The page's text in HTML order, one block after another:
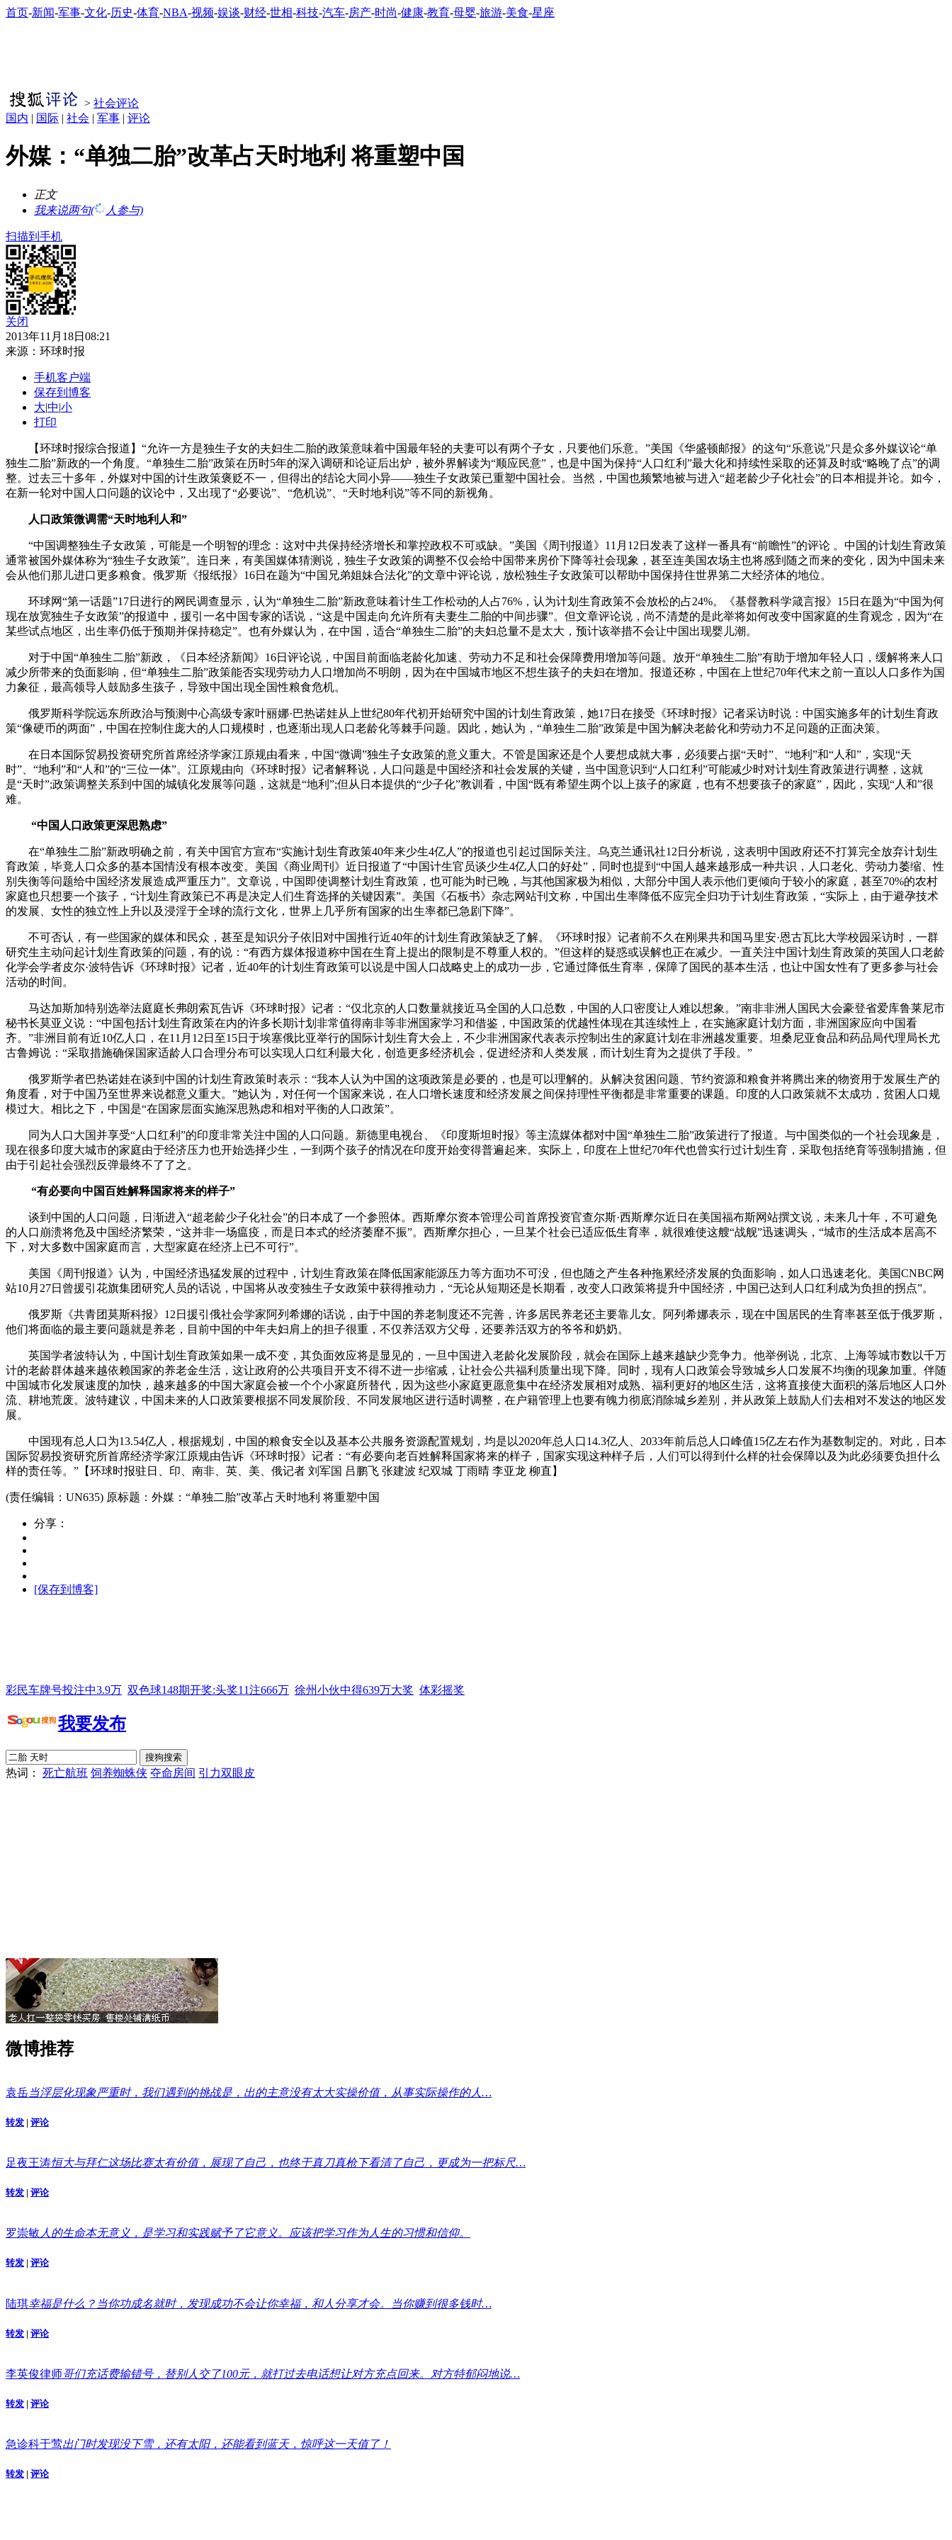
首页-新闻-军事-文化-历史-体育-NBA-视频-娱谈-财经-世相-科技-汽车-房产-时尚-健康-教育-母婴-旅游-美食-星座
> 社会评论
国内 | 国际 | 社会 | 军事 | 评论
外媒：“单独二胎”改革占天时地利 将重塑中国
正文
我来说两句( 人参与)
扫描到手机
关闭
2013年11月18日08:21
来源： 环球时报
手机客户端
保存到博客
大|中|小
打印
【环球时报综合报道】“允许一方是独生子女的夫妇生二胎的政策意味着中国最年轻的夫妻可以有两个子女，只要他们乐意。”美国《华盛顿邮报》的这句“乐意说”只是众多外媒议论“单
独生二胎”新政的一个角度。“单独生二胎”政策在历时5年的深入调研和论证后出炉，被外界解读为“顺应民意”，也是中国为保持“人口红利”最大化和持续性采取的还算及时或“略晚了点”的调
整。过去三十多年，外媒对中国的计生政策褒贬不一，但得出的结论大同小异——独生子女政策已重塑中国社会。当然，中国也频繁地被与进入“超老龄少子化社会”的日本相提并论。如今，
在新一轮对中国人口问题的议论中，又出现了“必要说”、“危机说”、“天时地利说”等不同的新视角。
人口政策微调需“天时地利人和”
“中国调整独生子女政策，可能是一个明智的理念：这对中共保持经济增长和掌控政权不可或缺。”美国《周刊报道》11月12日发表了这样一番具有“前瞻性”的评论 。中国的计划生育政策
通常被国外媒体称为“独生子女政策”。连日来，有美国媒体猜测说，独生子女政策的调整不仅会给中国带来房价下降等社会现象，甚至连美国农场主也将感到随之而来的变化，因为中国未来
会从他们那儿进口更多粮食。俄罗斯《报纸报》16日在题为“中国兄弟姐妹合法化”的文章中评论说，放松独生子女政策可以帮助中国保持住世界第二大经济体的地位。
环球网“第一话题”17日进行的网民调查显示，认为“单独生二胎”新政意味着计生工作松动的人占76%，认为计划生育政策不会放松的占24%。《基督教科学箴言报》15日在题为“中国为何
现在放宽独生子女政策”的报道中，援引一名中国专家的话说，“这是中国走向允许所有夫妻生二胎的中间步骤”。但文章评论说，尚不清楚的是此举将如何改变中国家庭的生育观念，因为“在
某些试点地区，出生率仍低于预期并保持稳定”。也有外媒认为，在中国，适合“单独生二胎”的夫妇总量不是太大，预计该举措不会让中国出现婴儿潮。
对于中国“单独生二胎”新政，《日本经济新闻》16日评论说，中国目前面临老龄化加速、劳动力不足和社会保障费用增加等问题。放开“单独生二胎”有助于增加年轻人口，缓解将来人口
减少所带来的负面影响，但“单独生二胎”政策能否实现劳动力人口增加尚不明朗，因为在中国城市地区不想生孩子的夫妇在增加。报道还称，中国在上世纪70年代末之前一直以人口多作为国
力象征，最高领导人鼓励多生孩子，导致中国出现全国性粮食危机。
俄罗斯科学院远东所政治与预测中心高级专家叶丽娜·巴热诺娃从上世纪80年代初开始研究中国的计划生育政策，她17日在接受《环球时报》记者采访时说：中国实施多年的计划生育政
策“像硬币的两面”，中国在控制住庞大的人口规模时，也逐渐出现人口老龄化等棘手问题。因此，她认为，“单独生二胎”政策是中国为解决老龄化和劳动力不足问题的正面决策。
在日本国际贸易投资研究所首席经济学家江原规由看来，中国“微调”独生子女政策的意义重大。不管是国家还是个人要想成就大事，必须要占据“天时”、“地利”和“人和”，实现“天
时”、“地利”和“人和”的“三位一体”。江原规由向《环球时报》记者解释说，人口问题是中国经济和社会发展的关键，当中国意识到“人口红利”可能减少时对计划生育政策进行调整，这就
是“天时”;政策调整关系到中国的城镇化发展等问题，这就是“地利”;但从日本提供的“少子化”教训看，中国“既有希望生两个以上孩子的家庭，也有不想要孩子的家庭”，因此，实现“人和”很
难。
“中国人口政策更深思熟虑”
在“单独生二胎”新政明确之前，有关中国官方宣布“实施计划生育政策40年来少生4亿人”的报道也引起过国际关注。乌克兰通讯社12日分析说，这表明中国政府还不打算完全放弃计划生
育政策，毕竟人口众多的基本国情没有根本改变。美国《商业周刊》近日报道了“中国计生官员谈少生4亿人口的好处”，同时也提到“中国人越来越形成一种共识，人口老化、劳动力萎缩、性
别失衡等问题给中国经济发展造成严重压力”。文章说，中国即使调整计划生育政策，也可能为时已晚，与其他国家极为相似，大部分中国人表示他们更倾向于较小的家庭，甚至70%的农村
家庭也只想要一个孩子，“计划生育政策已不再是决定人们生育选择的关键因素”。美国《石板书》杂志网站刊文称，中国出生率降低不应完全归功于计划生育政策，“实际上，由于避孕技术
的发展、女性的独立性上升以及浸淫于全球的流行文化，世界上几乎所有国家的出生率都已急剧下降”。
不可否认，有一些国家的媒体和民众，甚至是知识分子依旧对中国推行近40年的计划生育政策缺乏了解。《环球时报》记者前不久在刚果共和国马里安·恩古瓦比大学校园采访时，一群
研究生主动问起计划生育政策的问题，有的说：“有西方媒体报道称中国在生育上提出的限制是不尊重人权的。”但这样的疑惑或误解也正在减少。一直关注中国计划生育政策的英国人口老龄
化学会学者皮尔·波特告诉《环球时报》记者，近40年的计划生育政策可以说是中国人口战略史上的成功一步，它通过降低生育率，保障了国民的基本生活，也让中国女性有了更多参与社会
活动的时间。
马达加斯加特别选举法庭庭长弗朗索瓦告诉《环球时报》记者：“仅北京的人口数量就接近马全国的人口总数，中国的人口密度让人难以想象。”南非非洲人国民大会豪登省爱库鲁莱尼市
秘书长莫亚义说：“中国包括计划生育政策在内的许多长期计划非常值得南非等非洲国家学习和借鉴，中国政策的优越性体现在其连续性上，在实施家庭计划方面，非洲国家应向中国看
齐。”非洲目前有近10亿人口，在11月12日至15日于埃塞俄比亚举行的国际计划生育大会上，不少非洲国家代表表示控制出生的家庭计划在非洲越发重要。坦桑尼亚食品和药品局代理局长尤
古鲁姆说：“采取措施确保国家适龄人口合理分布可以实现人口红利最大化，创造更多经济机会，促进经济和人类发展，而计划生育为之提供了手段。”
俄罗斯学者巴热诺娃在谈到中国的计划生育政策时表示：“我本人认为中国的这项政策是必要的，也是可以理解的。从解决贫困问题、节约资源和粮食并将腾出来的物资用于发展生产的
角度看，对于中国乃至世界来说都意义重大。”她认为，对任何一个国家来说，在人口增长速度和经济发展之间保持理性平衡都是非常重要的课题。印度的人口政策就不太成功，贫困人口规
模过大。相比之下，中国是“在国家层面实施深思熟虑和相对平衡的人口政策”。
同为人口大国并享受“人口红利”的印度非常关注中国的人口问题。新德里电视台、《印度斯坦时报》等主流媒体都对中国“单独生二胎”政策进行了报道。与中国类似的一个社会现象是，
现在很多印度大城市的家庭由于经济压力也开始选择少生，一到两个孩子的情况在印度开始变得普遍起来。实际上，印度在上世纪70年代也曾实行过计划生育，采取包括绝育等强制措施，但
由于引起社会强烈反弹最终不了了之。
“有必要向中国百姓解释国家将来的样子”
谈到中国的人口问题，日渐进入“超老龄少子化社会”的日本成了一个参照体。西斯摩尔资本管理公司首席投资官查尔斯·西斯摩尔近日在美国福布斯网站撰文说，未来几十年，不可避免
的人口崩溃将危及中国经济繁荣，“这并非一场瘟疫，而是日本式的经济萎靡不振”。西斯摩尔担心，一旦某个社会已适应低生育率，就很难使这艘“战舰”迅速调头，“城市的生活成本居高不
下，对大多数中国家庭而言，大型家庭在经济上已不可行”。
美国《周刊报道》认为，中国经济迅猛发展的过程中，计划生育政策在降低国家能源压力等方面功不可没，但也随之产生各种拖累经济发展的负面影响，如人口迅速老化。美国CNBC网
站10月27日曾援引花旗集团研究人员的话说，中国将从改变独生子女政策中获得推动力，“无论从短期还是长期看，改变人口政策将提升中国经济，中国已达到人口红利成为负担的拐点”。
俄罗斯《共青团莫斯科报》12日援引俄社会学家阿列希娜的话说，由于中国的养老制度还不完善，许多居民养老还主要靠儿女。阿列希娜表示，现在中国居民的生育率甚至低于俄罗斯，
他们将面临的最主要问题就是养老，目前中国的中年夫妇肩上的担子很重，不仅养活双方父母，还要养活双方的爷爷和奶奶。
英国学者波特认为，中国计划生育政策如果一成不变，其负面效应将是显见的，一旦中国进入老龄化发展阶段，就会在国际上越来越缺少竞争力。他举例说，北京、上海等城市数以千万
计的老龄群体越来越依赖国家的养老金生活，这让政府的公共项目开支不得不进一步缩减，让社会公共福利质量出现下降。同时，现有人口政策会导致城乡人口发展不均衡的现象加重。伴随
中国城市化发展速度的加快，越来越多的中国大家庭会被一个个小家庭所替代，因为这些小家庭更愿意集中在经济发展相对成熟、福利更好的地区生活，这将直接使大面积的落后地区人口外
流、耕地荒废。波特建议，中国未来的人口政策要根据不同发展阶段、不同发展地区进行适时调整，在户籍管理上也要有魄力彻底消除城乡差别，并从政策上鼓励人们去相对不发达的地区发
展。
中国现有总人口为13.54亿人，根据规划，中国的粮食安全以及基本公共服务资源配置规划，均是以2020年总人口14.3亿人、2033年前后总人口峰值15亿左右作为基数制定的。对此，日本
国际贸易投资研究所首席经济学家江原规由告诉《环球时报》记者：“有必要向老百姓解释国家将来的样子，国家实现这种样子后，人们可以得到什么样的社会保障以及为此必须要负担什么
样的责任等。”【环球时报驻日、印、南非、英、美、俄记者 刘军国 吕鹏飞 张建波 纪双城 丁雨晴 李亚龙 柳直】
(责任编辑：UN635) 原标题：外媒：“单独二胎”改革占天时地利 将重塑中国
分享：
[保存到博客]
彩民车牌号投注中3.9万 双色球148期开奖:头奖11注666万 徐州小伙中得639万大奖 体彩摇奖
我要发布
热词： 死亡航班 饲养蜘蛛侠 夺命房间 引力双眼皮
微博推荐
袁岳当浮层化现象严重时，我们遇到的挑战是，出的主意没有太大实操价值，从事实际操作的人…
转发 | 评论
足夜王涛恒大与拜仁这场比赛太有价值，展现了自己，也终于真刀真枪下看清了自己，更成为一把标尺…
转发 | 评论
罗崇敏 人的生命本无意义，是学习和实践赋予了它意义。应该把学习作为人生的习惯和信仰。
转发 | 评论
陆琪幸福是什么？当你功成名就时，发现成功不会让你幸福，和人分享才会。当你赚到很多钱时…
转发 | 评论
李英俊律师哥们充话费输错号，替别人交了100元，就打过去电话想让对方充点回来。对方特郁闷地说…
转发 | 评论
急诊科于莺出门时发现没下雪，还有太阳，还能看到蓝天，惊呼这一天值了！
转发 | 评论